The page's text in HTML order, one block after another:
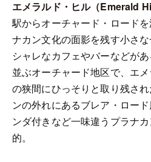
エメラルド・ヒル（Emerald
駅からオーチャード・ロード
ナカン文化の面影を残す小さ
シャレなカフェやバーなどが
並ぶオーチャード地区で、エ
の狭間にひっそりと取り残さ
ンの外れにあるブレア・ロー
ンダ付きなど一味違うプラナ
的。